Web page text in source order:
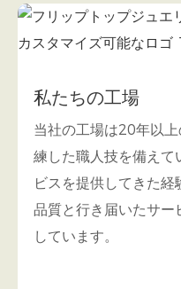
私たちの工場
当社の工場は20年以
練した職人技を備えて
ビスを提供してきた
品質と行き届いたサー
しています。